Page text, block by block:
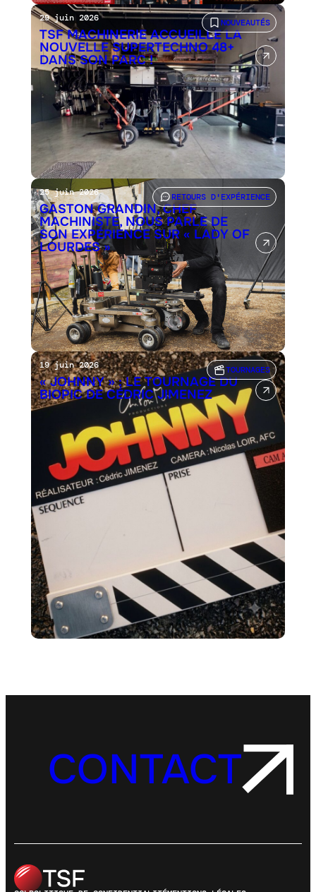
NOUVEAUTÉS
29 juin 2026
TSF MACHINERIE ACCUEILLE LA
NOUVELLE SUPERTECHNO 48+
DANS SON PARC !
RETOURS D'EXPÉRIENCE
25 juin 2026
GASTON GRANDIN, CHEF
MACHINISTE, NOUS PARLE DE
SON EXPÉRIENCE SUR « LADY OF
LOURDES »
TOURNAGES
19 juin 2026
« JOHNNY » : LE TOURNAGE DU
BIOPIC DE CÉDRIC JIMENEZ
CONTACT